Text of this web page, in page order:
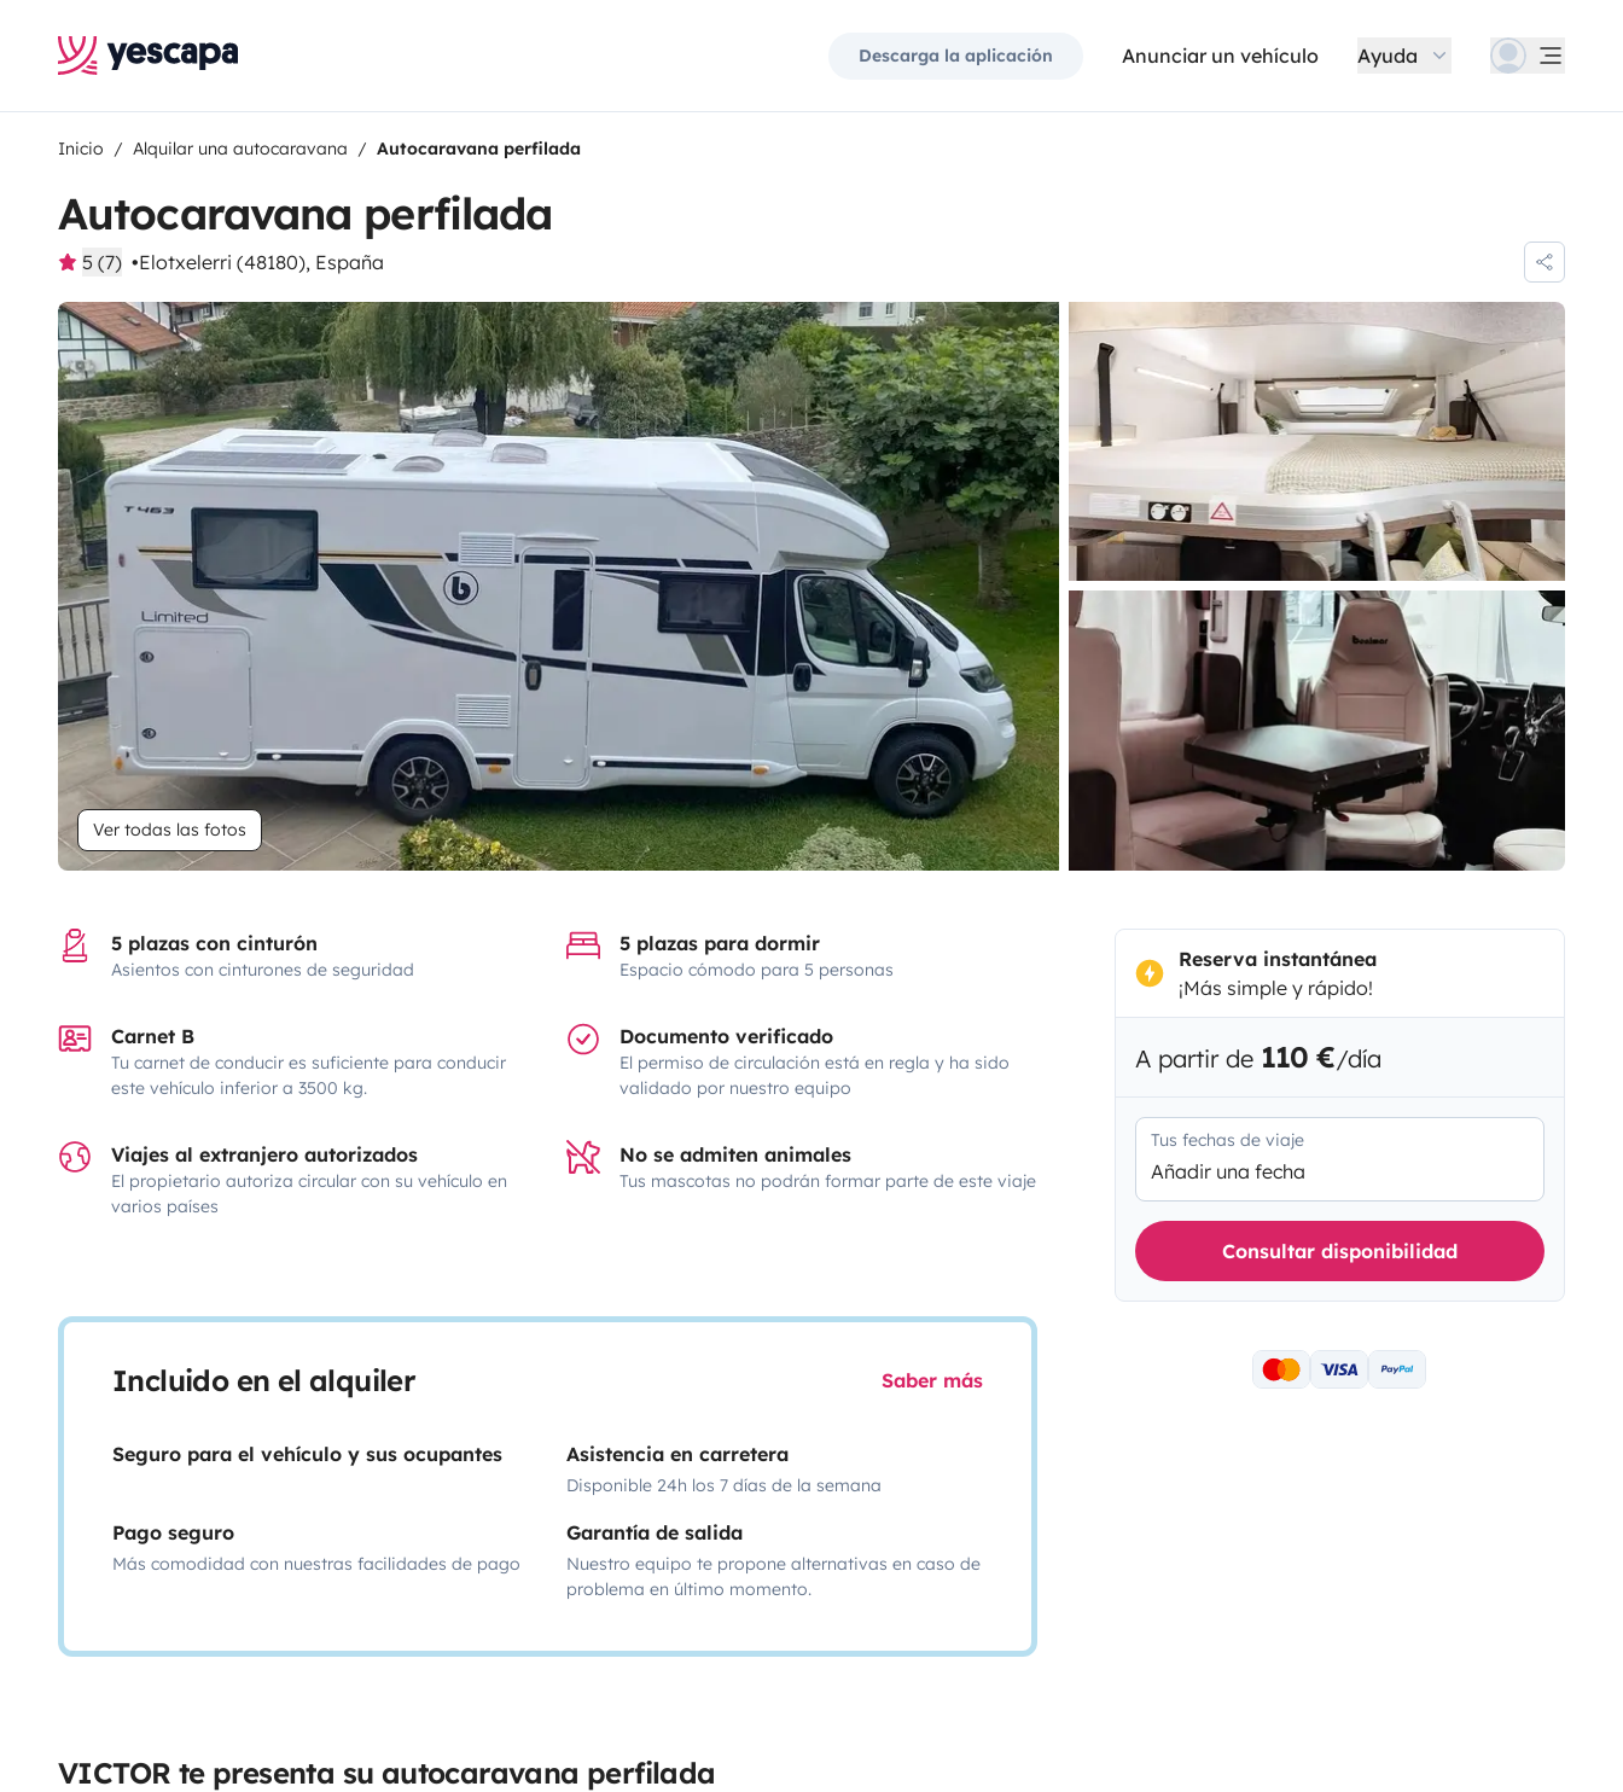
Descarga la aplicación Anunciar un vehículo Ayuda
Inicio Alquilar una autocaravana Autocaravana perfilada
Autocaravana perfilada
5 (7) Elotxelerri (48180), España
Ver todas las fotos
5 plazas con cinturón
Asientos con cinturones de seguridad
5 plazas para dormir
Espacio cómodo para 5 personas
Carnet B
Tu carnet de conducir es suficiente para conducir
este vehículo inferior a 3500 kg.
Documento verificado
El permiso de circulación está en regla y ha sido
validado por nuestro equipo
Viajes al extranjero autorizados
El propietario autoriza circular con su vehículo en
varios países
No se admiten animales
Tus mascotas no podrán formar parte de este viaje
Incluido en el alquiler Saber más
Seguro para el vehículo y sus ocupantes Asistencia en carretera
Disponible 24h los 7 días de la semana
Pago seguro
Más comodidad con nuestras facilidades de pago
Garantía de salida
Nuestro equipo te propone alternativas en caso de
problema en último momento.
VICTOR te presenta su autocaravana perfilada
Reserva instantánea
¡Más simple y rápido!
A partir de 110 €/día
Tus fechas de viaje
Añadir una fecha
Consultar disponibilidad